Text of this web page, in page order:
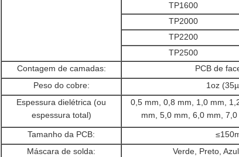
TP1600
TP2000
TP2200
TP2500
Contagem de camadas:
PCB de
Peso do cobre:
1oz
Espessura dielétrica (ou
espessura total)
0,5 mm, 0,8 mm, 1,0 mm,
mm, 5,0 mm, 6,0 mm,
Tamanho da PCB:
Máscara de solda:
Verde, Preto,